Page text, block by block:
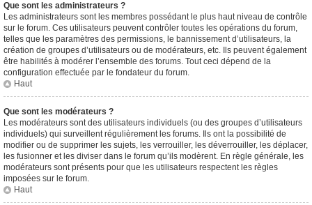
Que sont les administrateurs ?
Les administrateurs sont les membres possédant le plus haut niveau de contrôle
sur le forum. Ces utilisateurs peuvent contrôler toutes les opérations du forum,
telles que les paramètres des permissions, le bannissement d’utilisateurs, la
création de groupes d’utilisateurs ou de modérateurs, etc. Ils peuvent également
être habilités à modérer l’ensemble des forums. Tout ceci dépend de la
configuration effectuée par le fondateur du forum.
Haut
Que sont les modérateurs ?
Les modérateurs sont des utilisateurs individuels (ou des groupes d’utilisateurs
individuels) qui surveillent régulièrement les forums. Ils ont la possibilité de
modifier ou de supprimer les sujets, les verrouiller, les déverrouiller, les déplacer,
les fusionner et les diviser dans le forum qu’ils modèrent. En règle générale, les
modérateurs sont présents pour que les utilisateurs respectent les règles
imposées sur le forum.
Haut